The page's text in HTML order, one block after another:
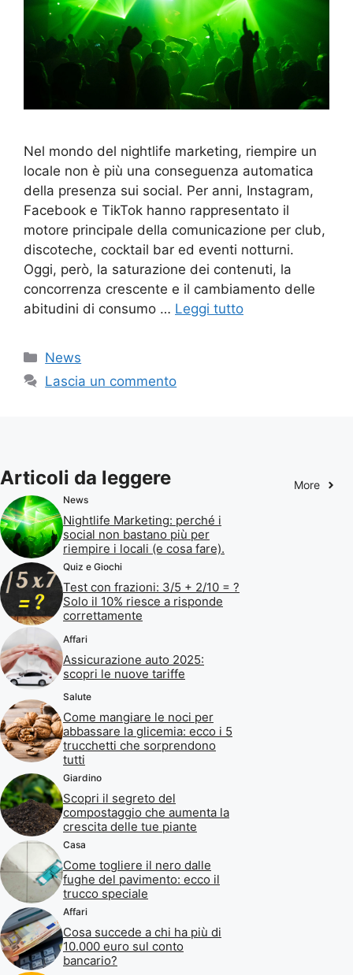
Nel mondo del nightlife marketing, riempire un
locale non è più una conseguenza automatica
della presenza sui social. Per anni, Instagram,
Facebook e TikTok hanno rappresentato il
motore principale della comunicazione per club,
discoteche, cocktail bar ed eventi notturni.
Oggi, però, la saturazione dei contenuti, la
concorrenza crescente e il cambiamento delle
abitudini di consumo … Leggi tutto
Categorie
News
Lascia un commento
Articoli da leggere More
News
Nightlife Marketing: perché i
social non bastano più per
riempire i locali (e cosa fare).
Quiz e Giochi
Test con frazioni: 3/5 + 2/10 = ?
Solo il 10% riesce a risponde
correttamente
Affari
Assicurazione auto 2025:
scopri le nuove tariffe
Salute
Come mangiare le noci per
abbassare la glicemia: ecco i 5
trucchetti che sorprendono
tutti
Giardino
Scopri il segreto del
compostaggio che aumenta la
crescita delle tue piante
Casa
Come togliere il nero dalle
fughe del pavimento: ecco il
trucco speciale
Affari
Cosa succede a chi ha più di
10.000 euro sul conto
bancario?